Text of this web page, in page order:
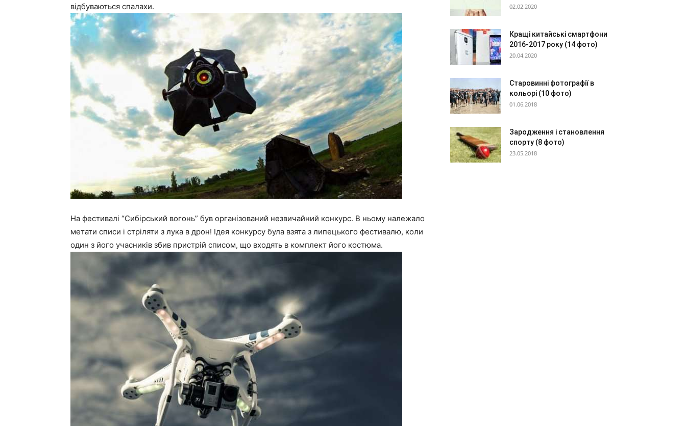
відбуваються спалахи.
На фестивалі “Сибірський вогонь” був організований незвичайний конкурс. В ньому належало
метати списи і стріляти з лука в дрон! Ідея конкурсу була взята з липецького фестивалю, коли
один з його учасників збив пристрій списом, що входять в комплект його костюма.
02.02.2020
Кращі китайські смартфони
2016-2017 року (14 фото)
20.04.2020
Старовинні фотографії в
кольорі (10 фото)
01.06.2018
Зародження і становлення
спорту (8 фото)
23.05.2018